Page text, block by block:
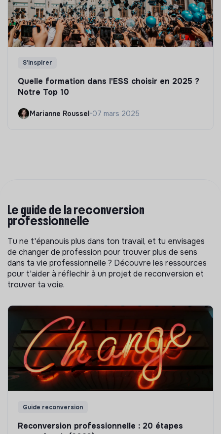
S'inspirer
Quelle formation dans l'ESS choisir en 2025 ?
Notre Top 10
Marianne Roussel•07 mars 2025
Le guide de la reconversion
professionnelle
Tu ne t'épanouis plus dans ton travail, et tu envisages
de changer de profession pour trouver plus de sens
dans ta vie professionnelle ? Découvre les ressources
pour t'aider à réflechir à un projet de reconversion et
trouver ta voie.
Guide reconversion
Reconversion professionnelle : 20 étapes